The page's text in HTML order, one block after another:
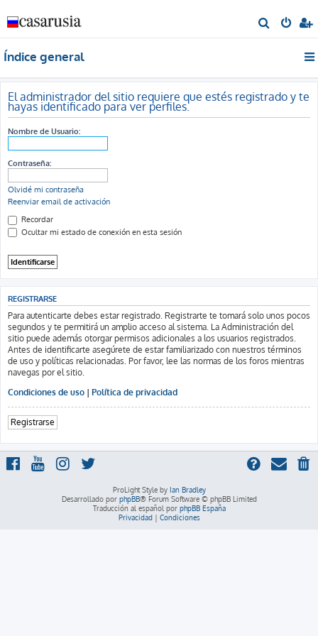
u
Índice general
El administrador del sitio requiere que estés registrado y te
hayas identificado para ver perfiles.
Nombre de Usuario:
Contraseña:
Olvidé mi contraseña
Reenviar email de activación
Recordar
Ocultar mi estado de conexión en esta sesión
REGISTRARSE
Para autenticarte debes estar registrado. Registrarte te tomará solo unos pocos
segundos y te permitirá un amplio acceso al sistema. La Administración del
sitio puede además otorgar permisos adicionales a los usuarios registrados.
Antes de identificarte asegúrete de estar familiarizado con nuestros términos
de uso y políticas relacionadas. Por favor, lee las normas de los foros mientras
navegas por el sitio.
Condiciones de uso | Política de privacidad
Registrarse
ProLight Style by Ian Bradley
Desarrollado por phpBB® Forum Software © phpBB Limited
Traducción al español por phpBB España
Privacidad| Condiciones